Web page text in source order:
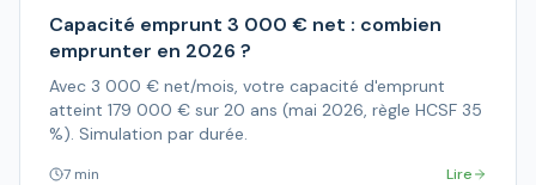
Capacité emprunt 3 000 € net : combien
emprunter en 2026 ?
Avec 3 000 € net/mois, votre capacité d'emprunt
atteint 179 000 € sur 20 ans (mai 2026, règle HCSF 35
%). Simulation par durée.
7 min Lire